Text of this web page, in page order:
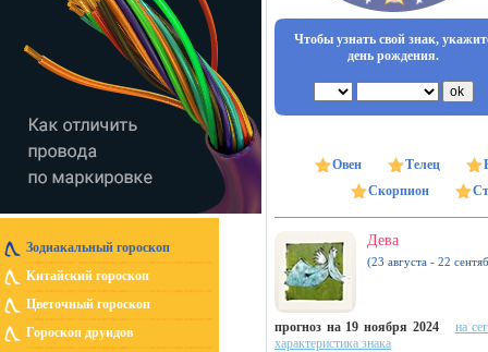
Зодиакальный гороскоп
Китайский гороскоп
Цветочный гороскоп
Гороскоп друидов
Чтобы узнать свой знак,
день рождения.
Овен Телец
Скорпион
Дева
(23 августа - 22
прогноз на 19 ноября 2024
на
характеристика знака